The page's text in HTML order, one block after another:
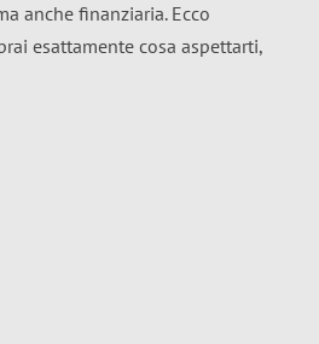
anche finanziaria. Ecco
esattamente cosa aspettarti,